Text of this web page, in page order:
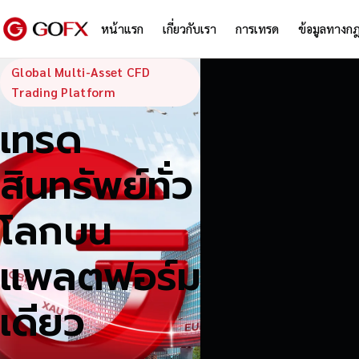
หน้าแรก เกี่ยวกับเรา การเทรด ข้อมูลทางก
GoFX —
Global Multi-Asset CFD
Trading Platform
เทรด
สินทรัพย์ทั่ว
โลกบน
แพลตฟอร์ม
เดียว